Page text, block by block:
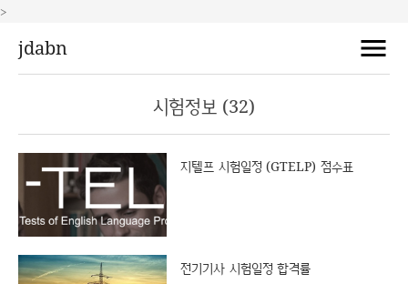
>
jdabn
시험정보 (32)
지텔프 시험일정 (GTELP) 점수표
전기기사 시험일정 합격률